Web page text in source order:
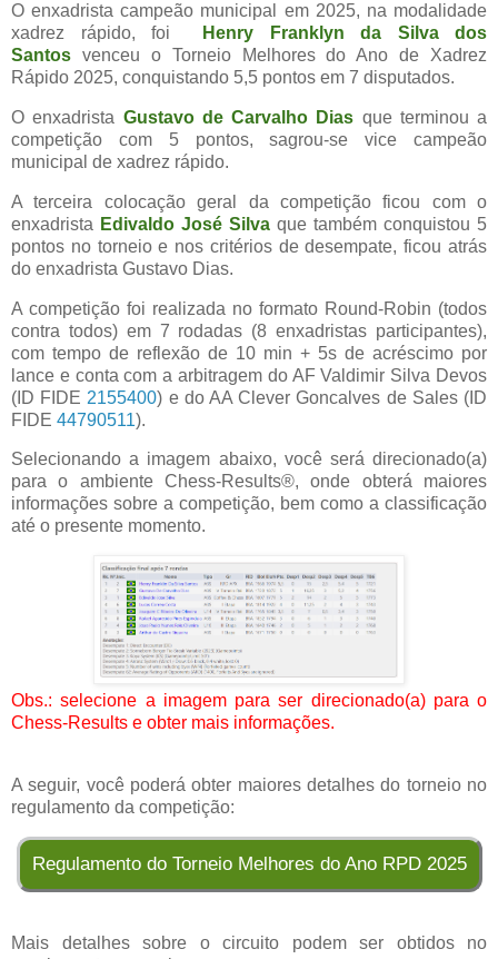
O enxadristacampeão municipal em 2025, na modalidade
xadrez rápido, foi
Henry Franklyn da Silva dos
Santos venceu o Torneio Melhores do Ano de Xadrez
Rápido 2025, conquistando 5,5 pontos em 7 disputados.
O enxadrista Gustavo de Carvalho Dias que terminou a
competição com 5 pontos, sagrou-se vice campeão
municipal de xadrez rápido.
A terceira colocação geral da competição ficou com o
enxadrista Edivaldo José Silva que também conquistou 5
pontos no torneio e nos critérios de desempate, ficou atrás
do enxadrista Gustavo Dias.
A competição foi realizada no formato Round-Robin (todos
contra todos) em 7 rodadas (8 enxadristas participantes),
com tempo de reflexão de 10 min + 5s de acréscimo por
lance e conta com a arbitragem do AF Valdimir Silva Devos
(ID FIDE 2155400) e do AA Clever Goncalves de Sales (ID
FIDE 44790511).
Selecionando a imagem abaixo, você será direcionado(a)
para o ambiente Chess-Results®, onde obterá maiores
informações sobre a competição, bem como a classificação
até o presente momento.
Obs.: selecione a imagem para ser direcionado(a) para o
Chess-Results e obter mais informações.
A seguir, você poderá obter maiores detalhes do torneio no
regulamento da competição:
Regulamento do Torneio Melhores do Ano RPD 2025
Mais detalhes sobre o circuito podem ser obtidos no